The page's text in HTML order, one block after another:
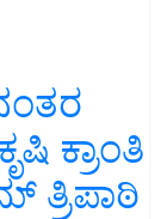
ಕ್ರಾಂತಿ
ತ್ರಿಪಾಠಿ